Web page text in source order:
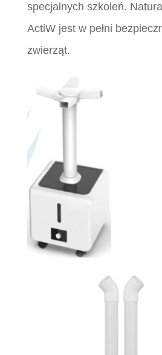
specjalnych szkoleń.
ActiW jest w pełni
zwierząt.